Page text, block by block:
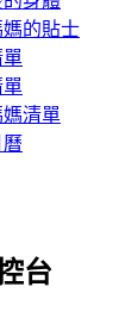
的貼士
單
單
清單
台